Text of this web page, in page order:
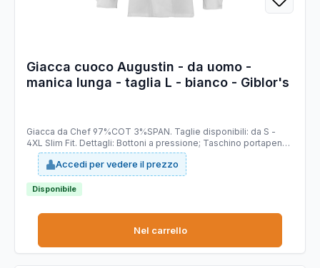
Giacca cuoco Augustin - da uomo -
manica lunga - taglia L - bianco - Giblor's
Giacca da Chef 97%COT 3%SPAN. Taglie disponibili: da S -
4XL Slim Fit. Dettagli: Bottoni a pressione; Taschino portapenne
sulla manica.
Accedi per vedere il prezzo
Disponibile
Nel carrello